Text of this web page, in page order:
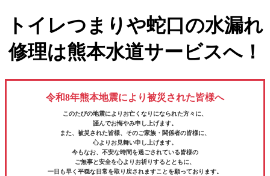
トイレつまりや蛇口の水漏れ
修理は熊本水道サービスへ！
令和8年熊本地震により被災された皆様へ
このたびの地震によりお亡くなりになられた方々に、
謹んでお悔やみ申し上げます。
また、被災された皆様、そのご家族・関係者の皆様に、
心よりお見舞い申し上げます。
今もなお、不安な時間を過ごされている皆様の
ご無事と安全を心よりお祈りするとともに、
一日も早く平穏な日常を取り戻されますことを願っております。